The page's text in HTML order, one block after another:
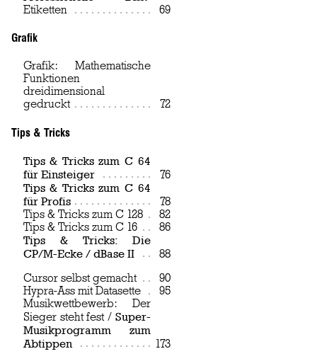
Etiketten
Page
69
Grafik
Grafik: Mathematische
Funktionen
dreidimensional
gedruckt
Page
72
Tips & Tricks
Tips & Tricks zum C 64
für Einsteiger
Page
76
Tips & Tricks zum C 64
für Profis
Page
78
Tips & Tricks zum C 128
Page
82
Tips & Tricks zum C 16
Page
86
Tips & Tricks: Die
CP/M-Ecke / dBase II
Page
88
Cursor selbst gemacht
Page
90
Hypra-Ass mit Datasette
Page
95
Musikwettbewerb: Der
Sieger steht fest / Super-
Musikprogramm zum
Abtippen
Page
173